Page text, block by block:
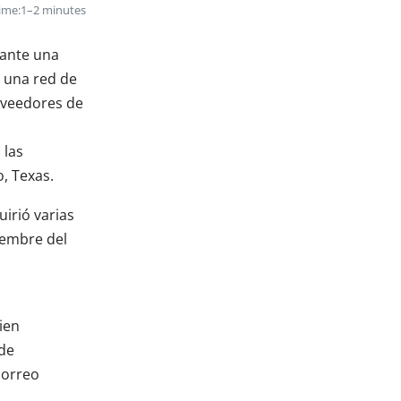
1–2 minutes
una
red de
de
Texas.
varias
del